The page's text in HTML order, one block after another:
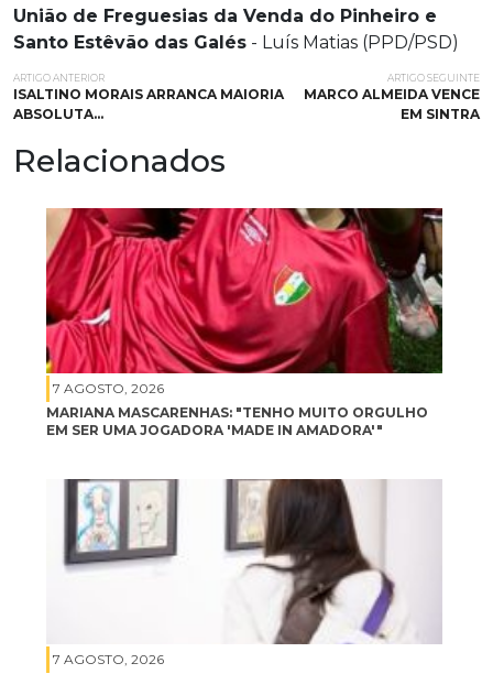
União de Freguesias da Venda do Pinheiro e
Santo Estêvão das Galés - Luís Matias (PPD/PSD)
ARTIGO ANTERIOR
ISALTINO MORAIS ARRANCA MAIORIA
ABSOLUTA…
ARTIGO SEGUINTE
MARCO ALMEIDA VENCE
EM SINTRA
Relacionados
7 AGOSTO, 2026
MARIANA MASCARENHAS: "TENHO MUITO ORGULHO
EM SER UMA JOGADORA 'MADE IN AMADORA'"
7 AGOSTO, 2026